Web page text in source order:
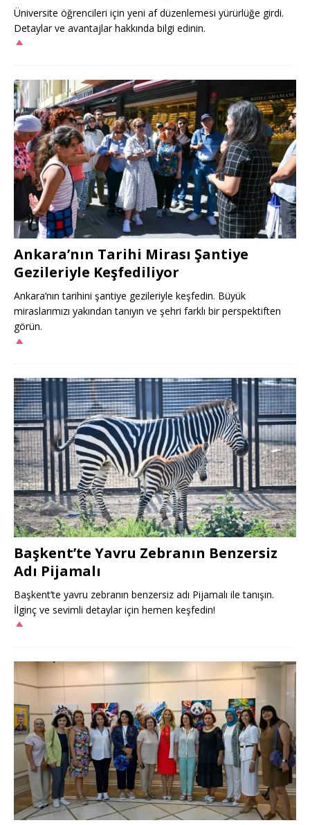
Üniversite öğrencileri için yeni af düzenlemesi yürürlüğe girdi.
Detaylar ve avantajlar hakkında bilgi edinin.
Ankara’nın Tarihi Mirası Şantiye
Gezileriyle Keşfediliyor
Ankara’nın tarihini şantiye gezileriyle keşfedin. Büyük
miraslarımızı yakından tanıyın ve şehri farklı bir perspektiften
görün.
Başkent’te Yavru Zebranın Benzersiz
Adı Pijamalı
Başkent’te yavru zebranın benzersiz adı Pijamalı ile tanışın.
İlginç ve sevimli detaylar için hemen keşfedin!